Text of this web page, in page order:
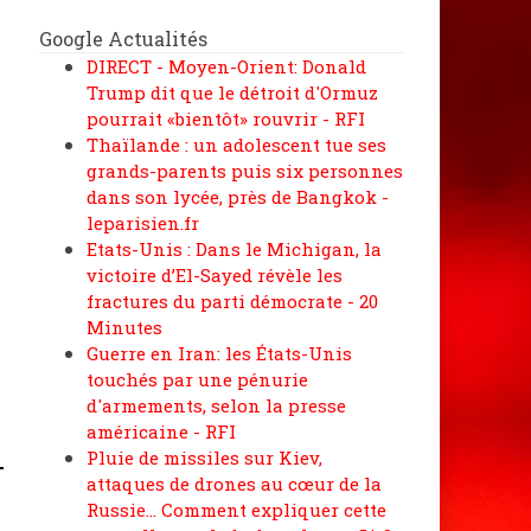
Google Actualités
DIRECT - Moyen-Orient: Donald
Trump dit que le détroit d'Ormuz
pourrait «bientôt» rouvrir - RFI
Thaïlande : un adolescent tue ses
grands-parents puis six personnes
dans son lycée, près de Bangkok -
leparisien.fr
Etats-Unis : Dans le Michigan, la
victoire d’El-Sayed révèle les
fractures du parti démocrate - 20
Minutes
Guerre en Iran: les États-Unis
touchés par une pénurie
d'armements, selon la presse
américaine - RFI
Pluie de missiles sur Kiev,
attaques de drones au cœur de la
Russie... Comment expliquer cette